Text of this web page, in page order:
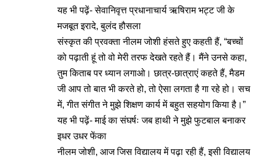
यह भी पढ़ें-सेवानिवृत्त प्रधानाचार्य ऋषिराम भट्ट जी के
मजबूत इरादे, बुलंद हौसला
संस्कृत की प्रवक्ता नीलम जोशी हंसते हुए कहती हैं, “बच्चों
को पढ़ाती हूं तो वो मेरी तरफ देखते रहते हैं। मैंने उनसे कहा,
तुम किताब पर ध्यान लगाओ। छात्र-छात्राएं कहते हैं, मैडम
जी आप तो बात भी करते हो, तो ऐसा लगता है गा रहे हो। सच
में, गीत संगीत ने मुझे शिक्षण कार्य में बहुत सहयोग किया है।”
यह भी पढ़ें-माई का संघर्षः जब हाथी ने मुझे फुटबाल बनाकर
इधर उधर फेंका
नीलम जोशी, आज जिस विद्यालय में पढ़ा रही हैं, इसी विद्यालय